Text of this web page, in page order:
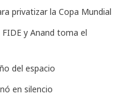
privatizar la Copa Mundial
y Anand toma el
del espacio
en silencio